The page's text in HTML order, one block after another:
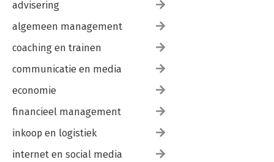
advisering
algemeen management
coaching en trainen
communicatie en media
economie
financieel management
inkoop en logistiek
internet en social media